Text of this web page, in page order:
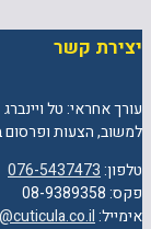
יצירת קשר
עורך אחראי: טל ויינברג
למשוב, הצעות
טלפון:076-5437473
פקס: 08-9389358
אימייל: